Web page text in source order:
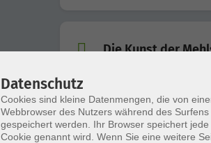
Die Kunst der
Sauerteig-Brot
Gutes Brot will Weile
Datenschutz
Cookies sind kleine Datenmengen, die von
Webbrowser des Nutzers während des
gespeichert werden. Ihr Browser speichert
Cookie genannt wird. Wenn Sie eine weitere